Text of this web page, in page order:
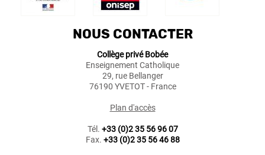
NOUS CONTACTER
Collège privé Bobée
Enseignement Catholique
29, rue Bellanger
76190 YVETOT - France
Plan d'accès
Tél. +33 (0)2 35 56 96 07
Fax. +33 (0)2 35 56 46 88